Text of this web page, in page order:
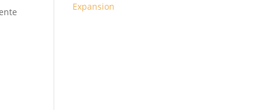
Expansion